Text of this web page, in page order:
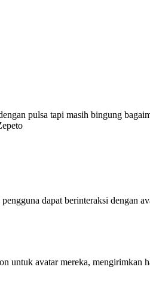
pulsa tapi masih bingung
dapat berinteraksi dengan
avatar mereka, mengirimkan